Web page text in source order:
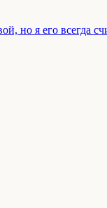
но я его всегда